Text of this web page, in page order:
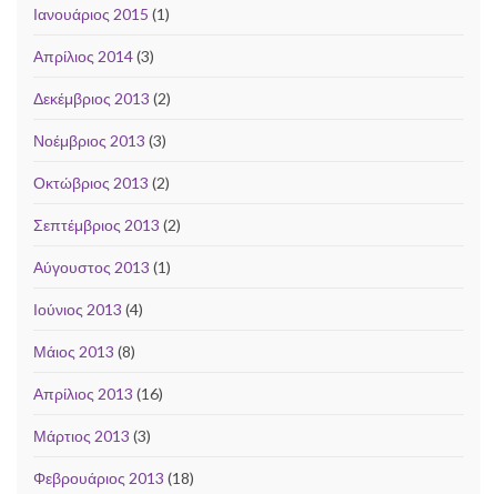
Ιανουάριος 2015 (1)
Απρίλιος 2014(3)
Δεκέμβριος 2013 (2)
Νοέμβριος 2013 (3)
Οκτώβριος 2013 (2)
Σεπτέμβριος 2013 (2)
Αύγουστος 2013 (1)
Ιούνιος 2013 (4)
Μάιος 2013 (8)
Απρίλιος 2013 (16)
Μάρτιος 2013 (3)
Φεβρουάριος 2013 (18)